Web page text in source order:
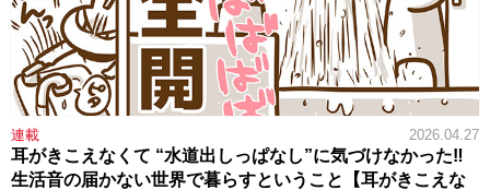
連載 2026.04.27
耳がきこえなくて “水道出しっぱなし”に気づけなかった‼
生活音の届かない世界で暮らすということ【耳がきこえな